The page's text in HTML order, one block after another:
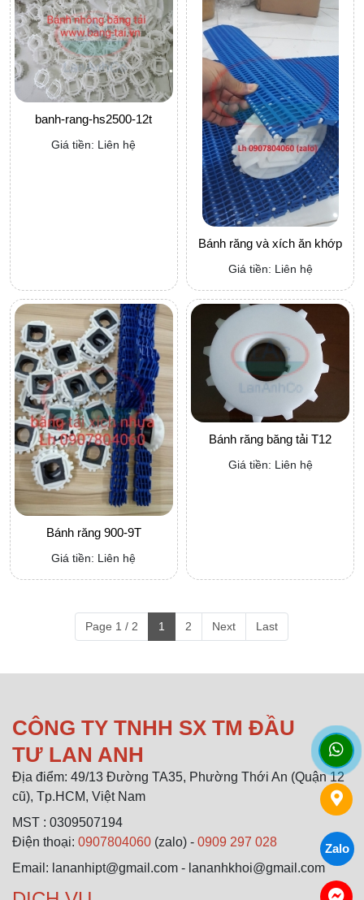
banh-rang-hs2500-12t
Giá tiền: Liên hệ
Bánh răng và xích ăn khớp
Giá tiền: Liên hệ
Bánh răng 900-9T
Giá tiền: Liên hệ
Bánh răng băng tải T12
Giá tiền: Liên hệ
Page 1 / 2 1 2 Next Last
CÔNG TY TNHH SX TM ĐẦU
TƯ LAN ANH
Địa điểm: 49/13 Đường TA35, Phường Thới An (Quận 12
cũ), Tp.HCM, Việt Nam
MST : 0309507194
Điện thoại: 0907804060 (zalo) - 0909 297 028
Email: lananhipt@gmail.com - lananhkhoi@gmail.com
Zalo